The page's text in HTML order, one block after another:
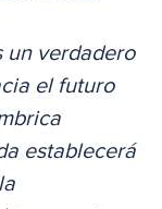
un verdadero
el futuro
establecerá